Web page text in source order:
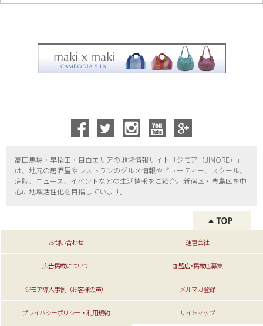
高田馬場・早稲田・目白エリアの地域情報サイト「ジモア（JIMORE）」
は、地元の居酒屋やレストランのグルメ情報やビューティー、 スクール、
病院、ニュース、イベントなどの生活情報をご紹介。新宿区・ 豊島区を中
心に地域活性化を目指しています。
お問い合わせ 運営会社
広告掲載について 加盟店･掲載店募集
ジモア導入事例（お客様の声） メルマガ登録
プライバシーポリシー・利用規約 サイトマップ